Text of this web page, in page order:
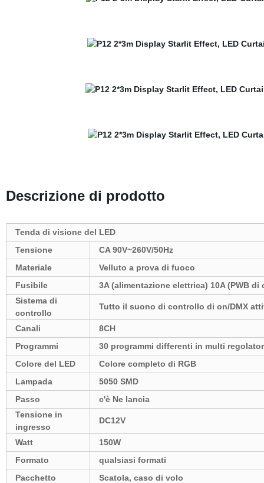
Descrizione di prodotto
Tenda di visione del LED
Tensione
CA 90V~260V/50Hz
Materiale
Velluto a prova di fuoco
Fusibile
3A (alimentazione elettrica) 10A (PWB di
Sistema di
controllo
Tutto il suono di controllo di on/DMX
Canali
8CH
Programmi
30 programmi differenti in multi
Colore del LED
Colore completo di RGB
Lampada
5050 SMD
Passo
c'è Ne lancia
Tensione in
ingresso
DC12V
Watt
150W
Formato
qualsiasi formati
Pacchetto
Scatola, caso di volo